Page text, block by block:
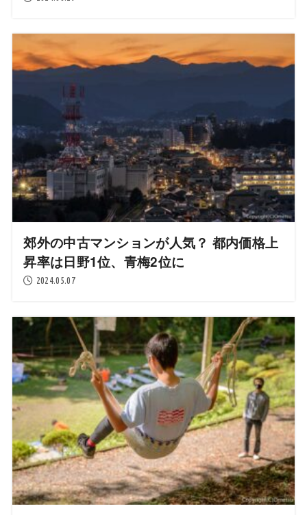
郊外の中古マンションが人気？ 都内価格上
昇率は日野1位、青梅2位に
2024.05.07